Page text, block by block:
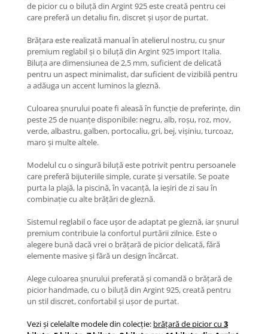
Coliere cu Flori
Coliere cu Molecule
Coliere Diverse
BRĂȚĂRI
Brățări din Aur cu șnur reglabil
Brățări din Argint cu șnur reglabil
BRĂȚĂRI CU PIETRE SEMIPREȚIOASE
semiprețioase
Brățări din Argint cu pietre
semiprețioase
semiprețioase
BRĂȚĂRI DE PICIOR
Brățări de picior din Aur
Brățări de picior din Argint
COLIERE
Coliere cu mărgele colorate și
Argint
de picior cu o biluță din Argint 925 este creată pentru cei
care preferă un detaliu fin, discret și ușor de purtat.
Brățara este realizată manual în atelierul nostru, cu șnur
premium reglabil și o biluță din Argint 925 import Italia.
Biluța are dimensiunea de 2,5 mm, suficient de delicată
pentru un aspect minimalist, dar suficient de vizibilă pentru
a adăuga un accent luminos la gleznă.
Culoarea șnurului poate fi aleasă în funcție de preferințe, din
peste 25 de nuanțe disponibile: negru, alb, roșu, roz, mov,
verde, albastru, galben, portocaliu, gri, bej, vișiniu, turcoaz,
maro și multe altele.
Modelul cu o singură biluță este potrivit pentru persoanele
care preferă bijuteriile simple, curate și versatile. Se poate
purta la plajă, la piscină, în vacanță, la ieșiri de zi sau în
combinație cu alte brățări de gleznă.
Sistemul reglabil o face ușor de adaptat pe gleznă, iar șnurul
premium contribuie la confortul purtării zilnice. Este o
alegere bună dacă vrei o brățară de picior delicată, fără
elemente masive și fără un design încărcat.
Alege culoarea șnurului preferată și comandă o brățară de
picior handmade, cu o biluță din Argint 925, creată pentru
un stil discret, confortabil și ușor de purtat.
Vezi și celelalte modele din colecție: brățară de picior cu 3